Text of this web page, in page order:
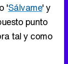
'Sálvame' y
punto
tal y como